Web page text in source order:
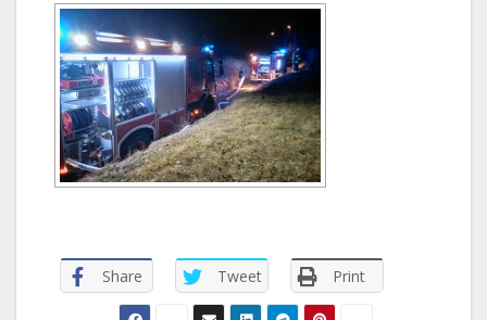
Share Tweet Print